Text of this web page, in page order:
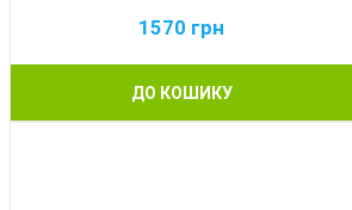
1570 грн
ДО КОШИКУ